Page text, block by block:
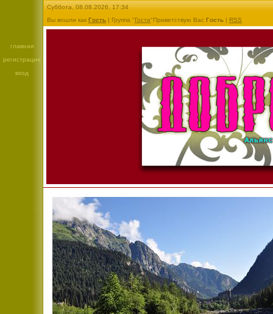
главная
регистрация
вход
Суббота, 08.08.2026, 17:34
Вы вошли как Гость | Группа "Гости"Приветствую Вас Гость | RSS